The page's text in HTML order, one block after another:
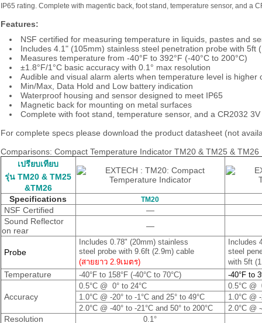
IP65 rating. Complete with magentic back, foot stand, temperature sensor, and a
Features:
NSF certified for measuring temperature in liquids, pastes and
Includes 4.1" (105mm) stainless steel penetration probe with 5ft
Measures temperature from -40°F to 392°F (-40°C to 200°C)
±1.8°F/1°C basic accuracy with 0.1° max resolution
Audible and visual alarm alerts when temperature level is
Min/Max, Data Hold and Low battery indication
Waterproof housing and sensor designed to meet IP65
Magnetic back for mounting on metal surfaces
Complete with foot stand, temperature sensor, and a CR2032
For complete specs please download the product datasheet (not
Comparisons: Compact Temperature Indicator TM20 & TM25 & TM26
เปรียบเทียบ
รุ่น TM20 & TM25
&TM26
Specifications
TM20
NSF Certified —
Sound Reflector
on rear
—
Probe
Includes 0.78" (20mm) stainless
steel probe with 9.6ft (2.9m) cable
(สายยาว 2.9เมตร)
Includes
steel
with 5ft
Temperature -40°F to 158°F (-40°C to 70°C) -40°F to
Accuracy
0.5°C @ 0° to 24°C 0.5°C @
1.0°C @ ‐20° to ‐1°C and 25° to 49°C
1.0°C @
2.0°C @ ‐40° to ‐21°C and 50° to 200°C
2.0°C @
Resolution 0.1°